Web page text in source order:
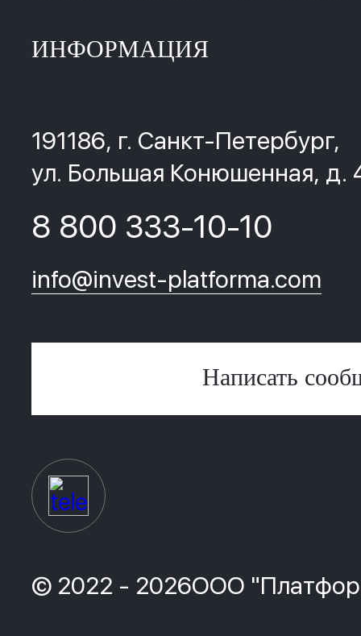
ИНФОРМАЦИЯ
191186, г. Санкт-Петербург,
ул. Большая Конюшенная, д.
8 800 333-10-10
info@invest-platforma.com
Написать
© 2022 - 2026ООО